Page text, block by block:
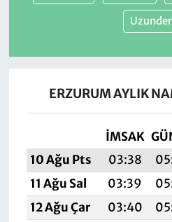
ERZURUM AYLIK
İMSAK
10 Ağu Pts
03:38
11 Ağu Sal
03:39
12 Ağu Çar
03:40